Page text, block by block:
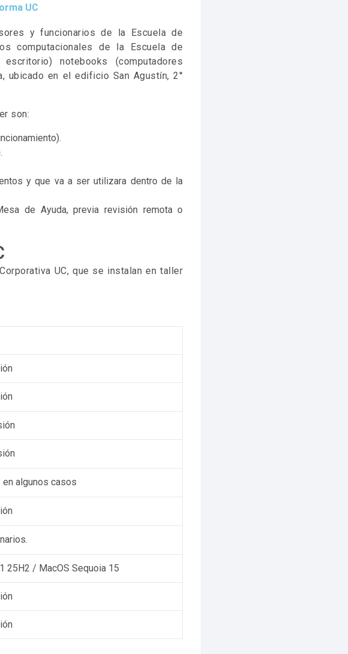
UC
y funcionarios de la Escuela de
computacionales de la Escuela de
notebooks (computadores
ubicado en el edificio San Agustín, 2°
son:
y que va a ser utilizara dentro de la
de Ayuda, previa revisión remota o
UC, que se instalan en taller
algunos casos
25H2 / MacOS Sequoia 15